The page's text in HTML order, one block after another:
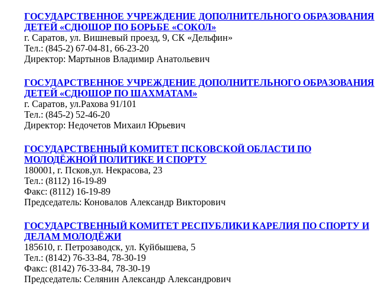
ГОСУДАРСТВЕННОЕ УЧРЕЖДЕНИЕ ДОПОЛНИТЕЛЬНОГО ОБРАЗОВАНИЯ
ДЕТЕЙ «СДЮШОР ПО БОРЬБЕ «СОКОЛ»
г. Саратов, ул. Вишневый проезд, 9, СК «Дельфин»
Тел.: (845-2) 67-04-81, 66-23-20
Директор: Мартынов Владимир Анатольевич
ГОСУДАРСТВЕННОЕ УЧРЕЖДЕНИЕ ДОПОЛНИТЕЛЬНОГО ОБРАЗОВАНИЯ
ДЕТЕЙ «СДЮШОР ПО ШАХМАТАМ»
г. Саратов, ул.Рахова 91/101
Тел.: (845-2) 52-46-20
Директор: Недочетов Михаил Юрьевич
ГОСУДАРСТВЕННЫЙ КОМИТЕТ ПСКОВСКОЙ ОБЛАСТИ ПО
МОЛОДЁЖНОЙ ПОЛИТИКЕ И СПОРТУ
180001, г. Псков,ул. Некрасова, 23
Тел.: (8112) 16-19-89
Факс: (8112) 16-19-89
Председатель: Коновалов Александр Викторович
ГОСУДАРСТВЕННЫЙ КОМИТЕТ РЕСПУБЛИКИ КАРЕЛИЯ ПО СПОРТУ И
ДЕЛАМ МОЛОДЁЖИ
185610, г. Петрозаводск, ул. Куйбышева, 5
Тел.: (8142) 76-33-84, 78-30-19
Факс: (8142) 76-33-84, 78-30-19
Председатель: Селянин Александр Александрович